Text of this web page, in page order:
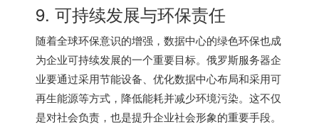
9. 可持续发展与环保责任
随着全球环保意识的增强，数据中心的绿色环保也成
为企业可持续发展的一个重要目标。俄罗斯服务器企
业要通过采用节能设备、优化数据中心布局和采用可
再生能源等方式，降低能耗并减少环境污染。这不仅
是对社会负责，也是提升企业社会形象的重要手段。